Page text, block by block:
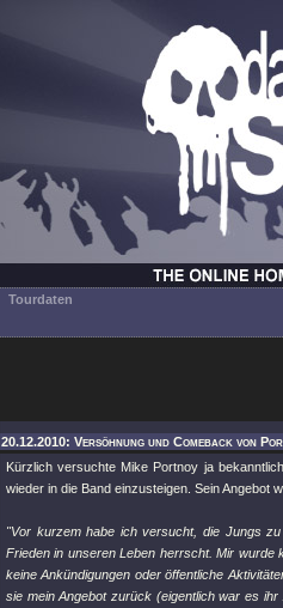
Tourdaten
20.12.2010: Versöhnung und Comeback von
Kürzlich versuchte Mike Portnoy ja
wieder in die Band einzusteigen. Sein Angebot
"Vor kurzem habe ich versucht, die Jungs
Frieden in unseren Leben herrscht. Mir
keine Ankündigungen oder öffentliche
sie mein Angebot zurück (eigentlich war es